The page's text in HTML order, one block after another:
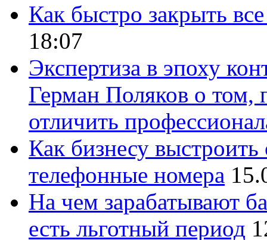
Как быстро закрыть
18:07
Экспертиза в эпоху
Герман Поляков о том,
отличить
Как бизнесу
телефонные номера
На чем зарабатывают
есть льготный период